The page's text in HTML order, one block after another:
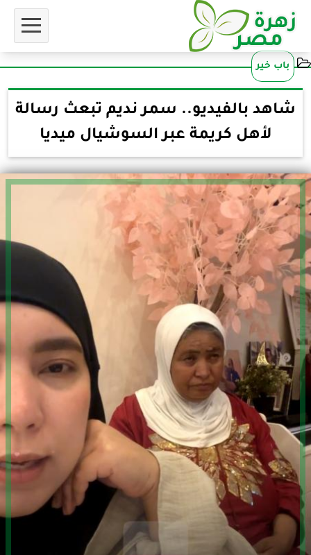
باب خير
شاهد بالفيديو.. سمر نديم تبعث رسالة
لأهل كريمة عبر السوشيال ميديا